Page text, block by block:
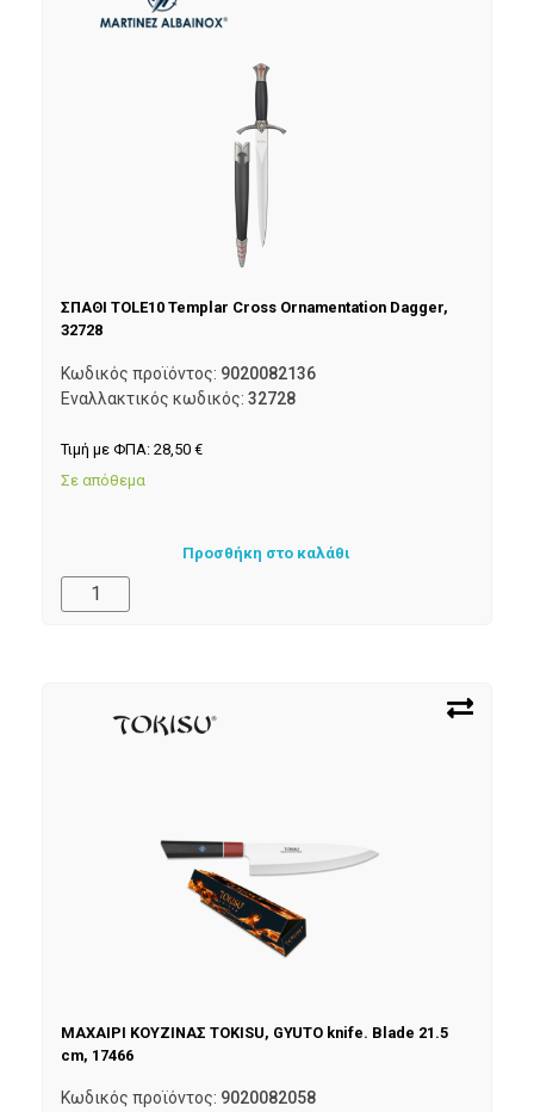
ΣΠΑΘΙ TOLE10 Templar Cross Ornamentation Dagger,
32728
Κωδικός προϊόντος: 9020082136
Εναλλακτικός κωδικός: 32728
Τιμή με ΦΠΑ: 28,50 €
Σε απόθεμα
Προσθήκη στο καλάθι
ΜΑΧΑΙΡΙ ΚΟΥΖΙΝΑΣ TOKISU, GYUTO knife. Blade 21.5
cm, 17466
Κωδικός προϊόντος: 9020082058